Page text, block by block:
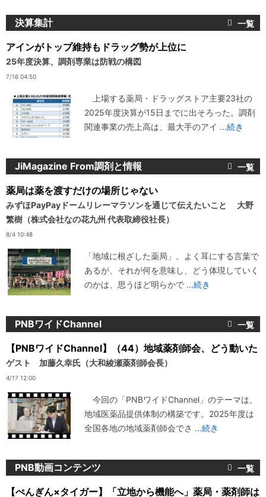
決算集計
アインがトップ維持もドラッグ勢が上位に
25年度決算、調剤専業は防戦の構図
7/16 04:50
上場する薬局・ドラッグストア主要23社の
2025年度決算が15日までに出そろった。調剤
関連事業の売上高は、最大手のアイ ...続き
JiMagazine From調剤と情報
薬局は薬を渡すだけの場所じゃない
みずほPayPayドームリレーマラソンを通じて伝えたいこと 大野
繁樹（株式会社なの花九州 代表取締役社長）
8/4 10:48
「地域に根ざした薬局」。よく耳にする言葉で
あるが、それが何を意味し、どう体現していく
のかは、思うほど明らかで ...続き
PNBワイドChannel
【PNBワイドChannel】（44）地域薬剤師会、どう動いた
ゲスト 加藤久幸氏（大和綾瀬薬剤師会長）
4/17 12:00
今回の「PNBワイドChannel」のテーマは、
地域医薬品提供体制の構築です。2025年度は
全国各地の地域薬剤師会でさ ...続き
PNB動画コンテンツ
【ぺんぎん×タイガー】「立地から機能へ」薬局・薬剤師は